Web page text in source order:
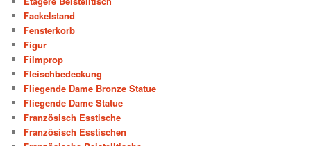
Fackelstand
Fensterkorb
Figur
Filmprop
Fleischbedeckung
Fliegende Dame Bronze Statue
Fliegende Dame Statue
Französisch Esstische
Französisch Esstischen